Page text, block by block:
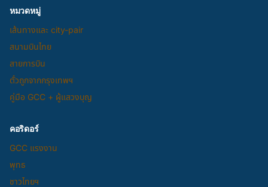
หมวดหมู่
เส้นทางและ city-pair
สนามบินไทย
สายการบิน
ตั๋วถูกจากกรุงเทพฯ
คู่มือ GCC + ผู้แสวงบุญ
คอริดอร์
GCC แรงงาน
พุทธ
ชาวไทยฯ